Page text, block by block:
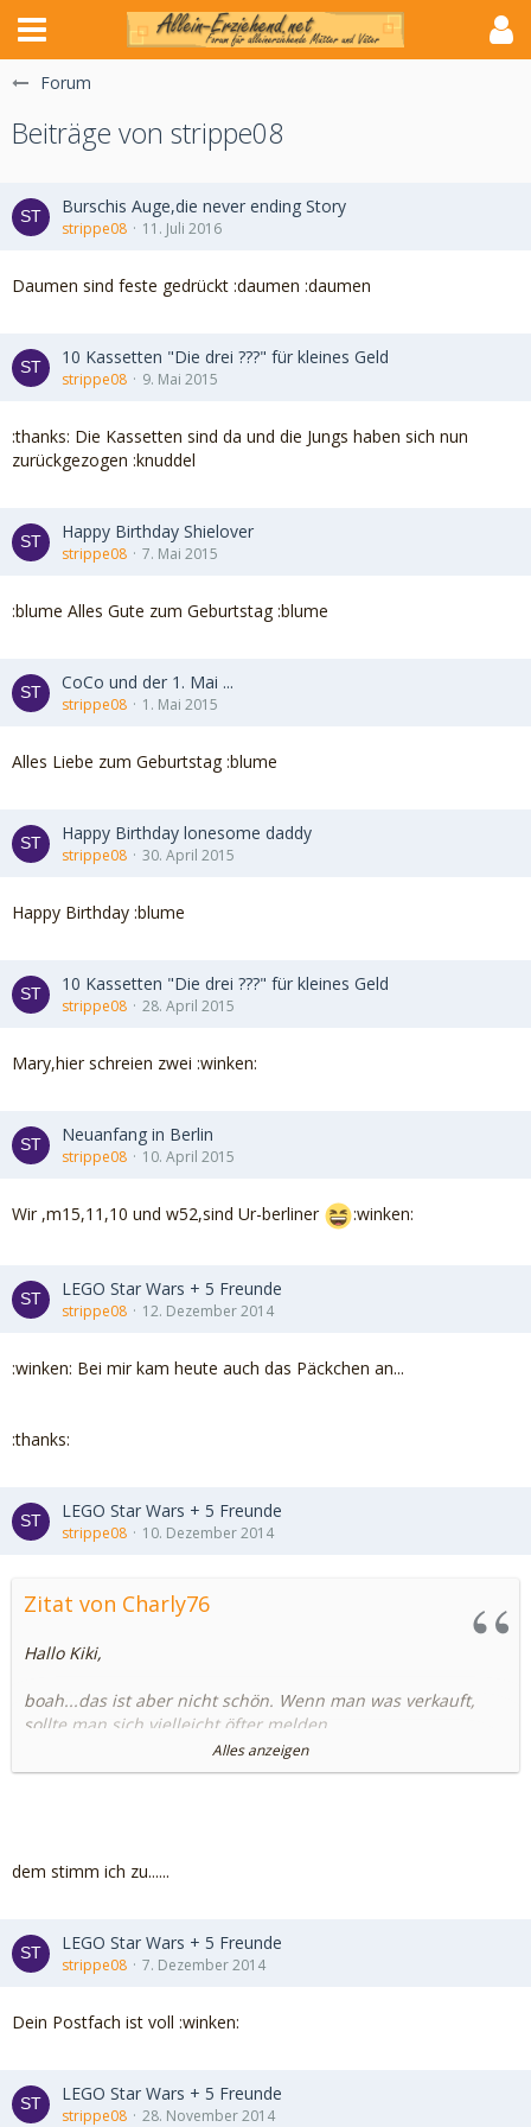
Forum
Beiträge von strippe08
Burschis Auge,die never ending Story
strippe08 11. Juli 2016
Daumen sind feste gedrückt :daumen :daumen
10 Kassetten "Die drei ???" für kleines Geld
strippe08 9. Mai 2015
:thanks: Die Kassetten sind da und die Jungs haben sich nun
zurückgezogen :knuddel
Happy Birthday Shielover
strippe08 7. Mai 2015
:blume Alles Gute zum Geburtstag :blume
CoCo und der 1. Mai ...
strippe08 1. Mai 2015
Alles Liebe zum Geburtstag :blume
Happy Birthday lonesome daddy
strippe08 30. April 2015
Happy Birthday :blume
10 Kassetten "Die drei ???" für kleines Geld
strippe08 28. April 2015
Mary,hier schreien zwei :winken:
Neuanfang in Berlin
strippe08 10. April 2015
Wir ,m15,11,10 und w52,sind Ur-berliner :winken:
LEGO Star Wars + 5 Freunde
strippe08 12. Dezember 2014
:winken: Bei mir kam heute auch das Päckchen an...
:thanks:
LEGO Star Wars + 5 Freunde
strippe08 10. Dezember 2014
Zitat von Charly76
Hallo Kiki,
boah...das ist aber nicht schön. Wenn man was verkauft,
sollte man sich vielleicht öfter melden.
Nimms mir nicht übel, aber ich hab mir echt keine schönen
und nix ist.
hast!!! :thanks:
Alles anzeigen
dem stimm ich zu......
LEGO Star Wars + 5 Freunde
strippe08 7. Dezember 2014
Dein Postfach ist voll :winken:
LEGO Star Wars + 5 Freunde
strippe08 28. November 2014